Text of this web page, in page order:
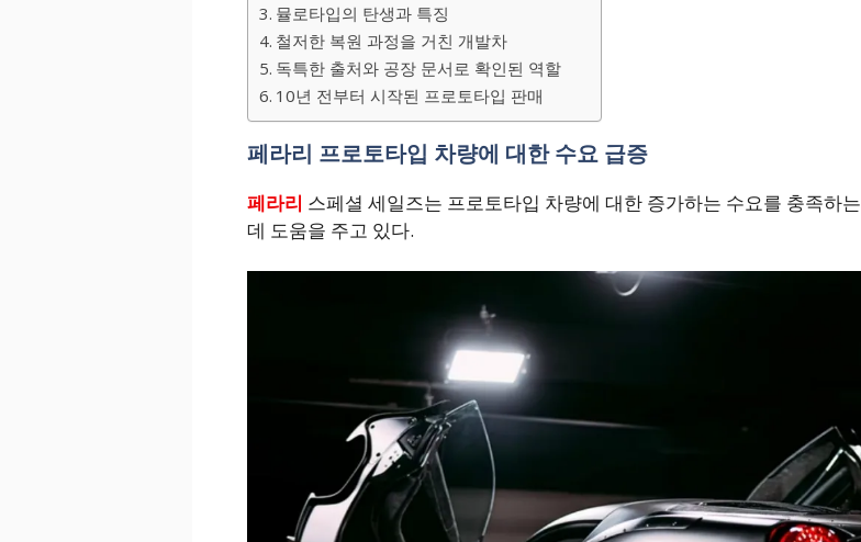
뮬로타입의 탄생과 특징
철저한 복원 과정을 거친 개발차
독특한 출처와 공장 문서로 확인된 역할
10년 전부터 시작된 프로토타입 판매
페라리 프로토타입 차량에 대한 수요 급증
페라리 스페셜 세일즈는 프로토타입 차량에 대한 증가하는 수요를 충족하는
데 도움을 주고 있다.